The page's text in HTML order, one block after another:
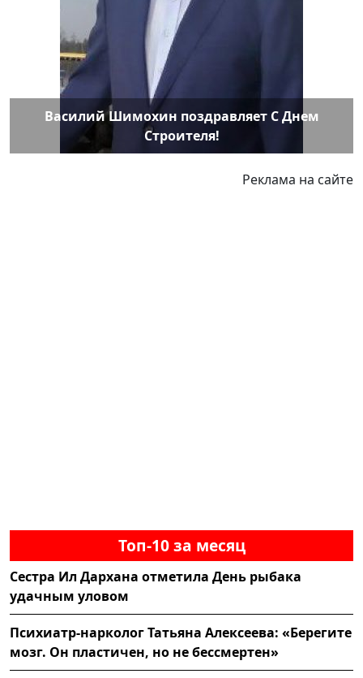
Василий Шимохин поздравляет С Днем
Строителя!
Реклама на сайте
Топ-10 за месяц
Сестра Ил Дархана отметила День рыбака
удачным уловом
Психиатр-нарколог Татьяна Алексеева: «Берегите
мозг. Он пластичен, но не бессмертен»